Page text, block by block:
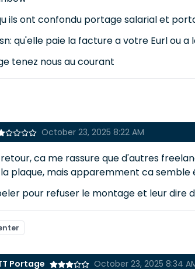
ils ont confondu portage salarial et
qu'elle paie la facture a votre Eurl ou
tenez nous au courant
October 23, 2025 8:22 AM
ca me rassure que d'autres
plaque, mais apparemment ca semble
pour refuser le montage et leur dire
Portage October 23, 2025 8:34